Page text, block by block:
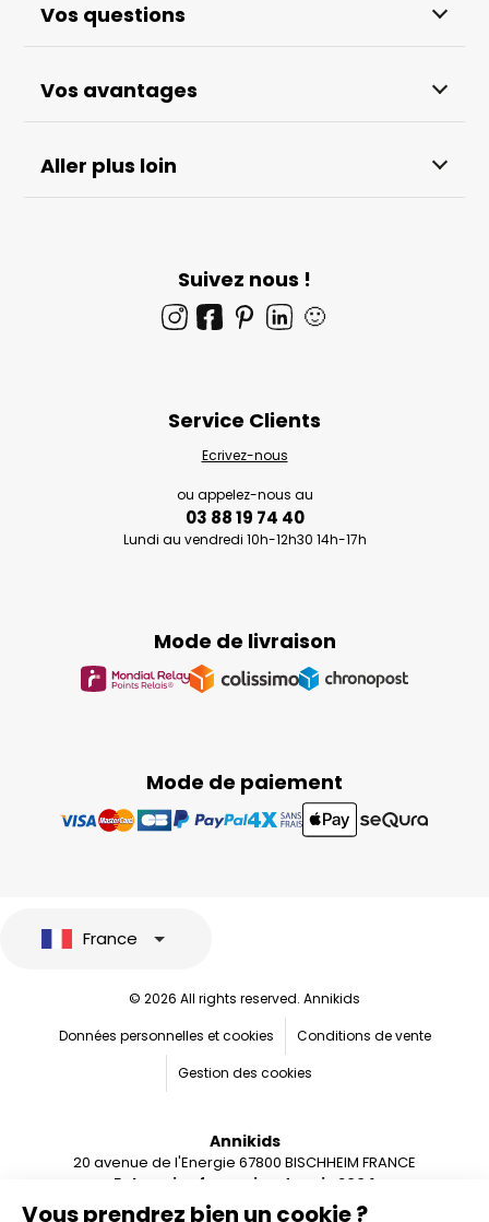
Vos questions
Vos avantages
Aller plus loin
Suivez nous !
🙂
Mode de paiement
Mode de livraison
Service Clients
Ecrivez-nous
ou appelez-nous au
03 88 19 74 40
Lundi au vendredi 10h-12h30 14h-17h
Vous prendrez bien un cookie ?
France
© 2026 All rights reserved. Annikids
Données personnelles et cookies
Conditions de vente
Gestion des cookies
Annikids
20 avenue de l'Energie 67800 BISCHHEIM FRANCE
Entreprise française depuis 2004